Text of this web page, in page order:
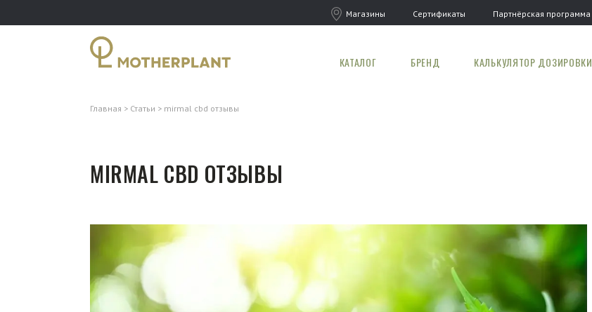
Магазины Сертификаты Партнёрская программа
КАТАЛОГ БРЕНД КАЛЬКУЛЯТОР ДОЗИРОВКИ
Главная Статьи mirmal cbd отзывы
MIRMAL CBD ОТЗЫВЫ